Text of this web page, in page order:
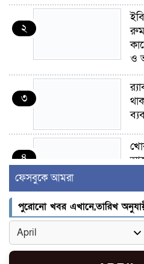
২
ও
৩
৪
৫
ফেসবুকে আমরা
পুরোনো খবর এখানে,তারিখ